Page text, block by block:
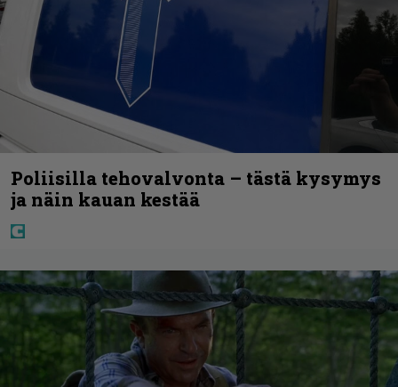
Poliisilla tehovalvonta – tästä kysymys
ja näin kauan kestää